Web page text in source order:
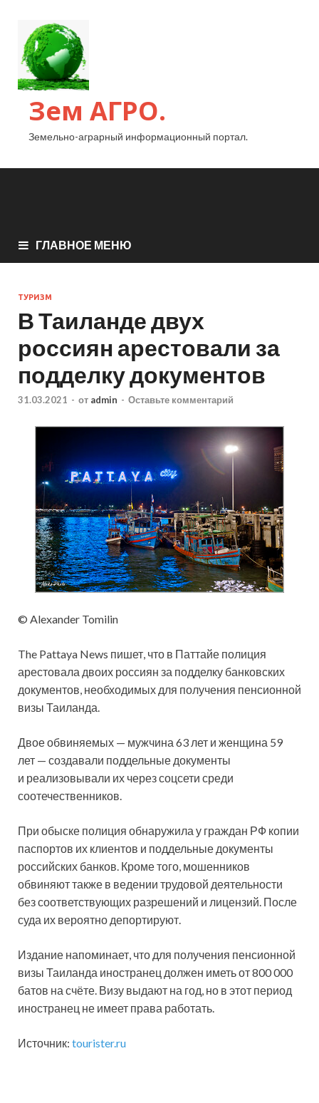
Зем АГРО.
Земельно-аграрный информационный портал.
ГЛАВНОЕ МЕНЮ
ТУРИЗМ
В Таиланде двух
россиян арестовали за
подделку документов
31.03.2021 - от admin - Оставьте комментарий
© Alexander Tomilin
The Pattaya News пишет, что в Паттайе полиция
арестовала двоих россиян за подделку банковских
документов, необходимых для получения пенсионной
визы Таиланда.
Двое обвиняемых — мужчина 63 лет и женщина 59
лет — создавали поддельные документы
и реализовывали их через соцсети среди
соотечественников.
При обыске полиция обнаружила у граждан РФ копии
паспортов их клиентов и поддельные документы
российских банков. Кроме того, мошенников
обвиняют также в ведении трудовой деятельности
без соответствующих разрешений и лицензий. После
суда их вероятно депортируют.
Издание напоминает, что для получения пенсионной
визы Таиланда иностранец должен иметь от 800 000
батов на счёте. Визу выдают на год, но в этот период
иностранец не имеет права работать.
Источник: tourister.ru